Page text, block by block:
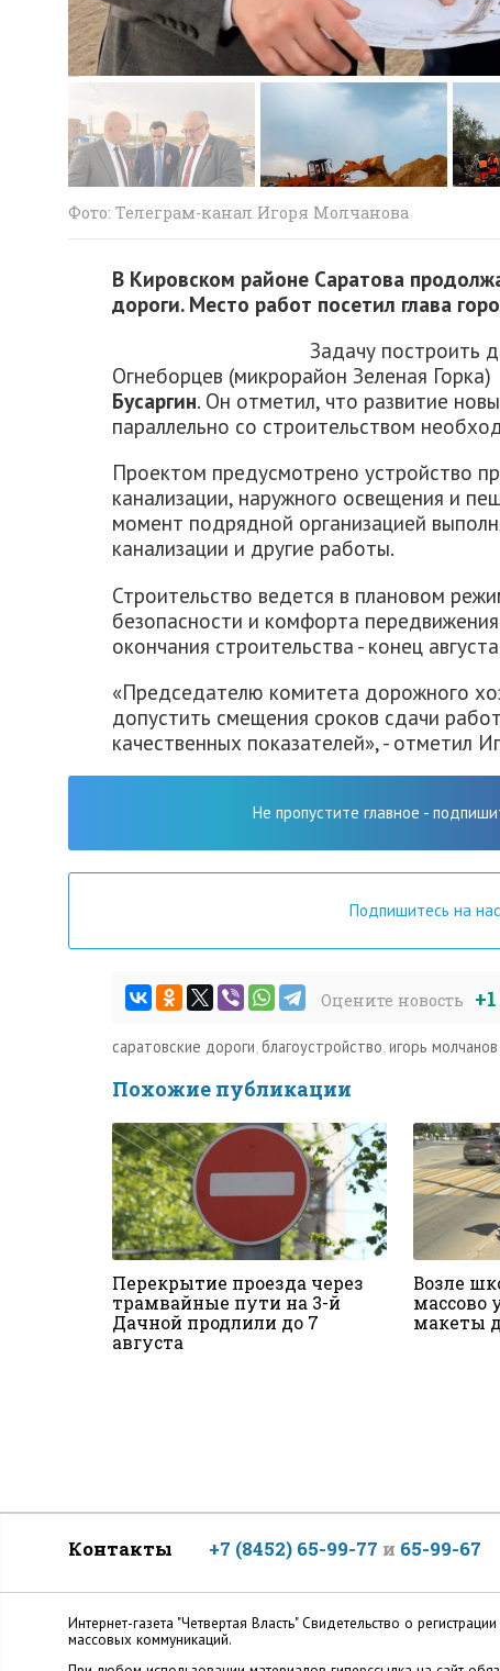
Фото: Телеграм-канал Игоря Молчанова
В Кировском районе Саратова
дороги. Место работ посетил глава
Задачу построить
Огнеборцев (микрорайон Зеленая
Бусаргин. Он отметил, что развитие
параллельно со строительством
Проектом предусмотрено устройство
канализации, наружного освещения и
момент подрядной организацией
канализации и другие работы.
Строительство ведется в плановом
безопасности и комфорта
окончания строительства - конец
«Председателю комитета дорожного
допустить смещения сроков сдачи
качественных показателей», - отметил
Не пропустите главное -
Подпишитесь на
Оцените новость +1
саратовские дороги,благоустройство,игорь молчанов
Похожие публикации
Перекрытие проезда через
трамвайные пути на 3-й
Дачной продлили до 7
августа
Возле
массово
макеты
Контакты +7 (8452) 65-99-77 и 65-99-67
Интернет-газета "Четвертая Власть" Cвидетельство о
массовых коммуникаций.